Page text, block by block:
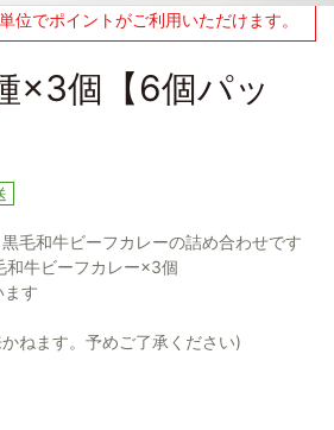
位でポイントがご利用いただけます。
個【6個パッ
毛和牛ビーフカレーの詰め合わせです
牛ビーフカレー×3個
ます
ねます。予めご了承ください)